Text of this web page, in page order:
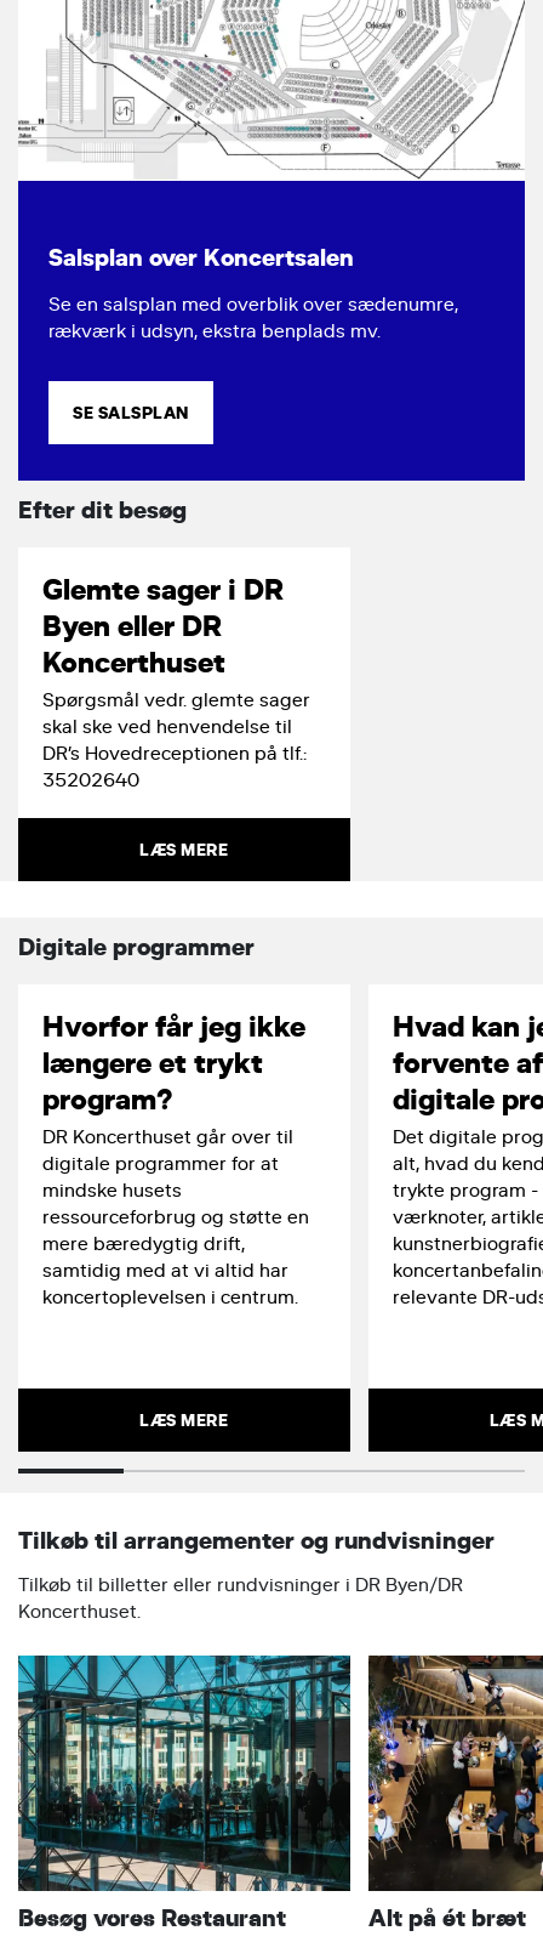
Salsplan over Koncertsalen
Se en salsplan med overblik over sædenumre,
rækværk i udsyn, ekstra benplads mv.
SE SALSPLAN
Efter dit besøg
Glemte sager i DR
Byen eller DR
Koncerthuset
Spørgsmål vedr. glemte sager
skal ske ved henvendelse til
DR’s Hovedreceptionen på tlf.:
35202640
LÆS MERE
Digitale programmer
Hvorfor får jeg ikke
længere et trykt
program?
DR Koncerthuset går over til
digitale programmer for at
mindske husets
ressourceforbrug og støtte en
mere bæredygtig drift,
samtidig med at vi altid har
koncertoplevelsen i centrum.
LÆS MERE
Hvad kan
forvente
digitale
Det digitale
alt, hvad du
trykte program -
værknoter,
relevante DR-
LÆS
Tilkøb til arrangementer og rundvisninger
Tilkøb til billetter eller rundvisninger i DR Byen/DR
Koncerthuset.
Besøg vores Restaurant Alt på ét bræt